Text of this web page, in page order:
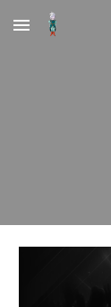
Skip to main